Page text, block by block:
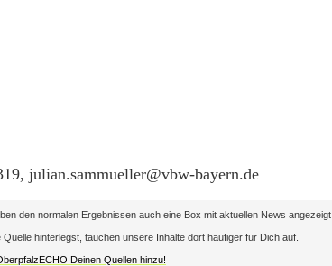
julian.sammueller@vbw-bayern.de
den normalen Ergebnissen auch eine Box mit aktuellen News angezeigt.
hinterlegst, tauchen unsere Inhalte dort häufiger für Dich auf.
Deinen Quellen hinzu!